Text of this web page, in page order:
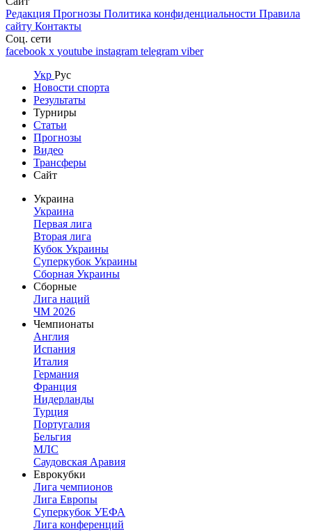
Редакция Прогнозы Политика конфиденциальности Правила
сайту Контакты
Соц. сети
facebook x youtube instagram telegram viber
Укр Рус
Новости спорта
Результаты
Турниры
Статьи
Прогнозы
Видео
Трансферы
Сайт
Украина
Украина
Первая лига
Вторая лига
Кубок Украины
Суперкубок Украины
Сборная Украины
Сборные
Лига наций
ЧМ 2026
Чемпионаты
Англия
Испания
Италия
Германия
Франция
Нидерланды
Турция
Португалия
Бельгия
МЛС
Саудовская Аравия
Еврокубки
Лига чемпионов
Лига Европы
Суперкубок УЕФА
Лига конференций